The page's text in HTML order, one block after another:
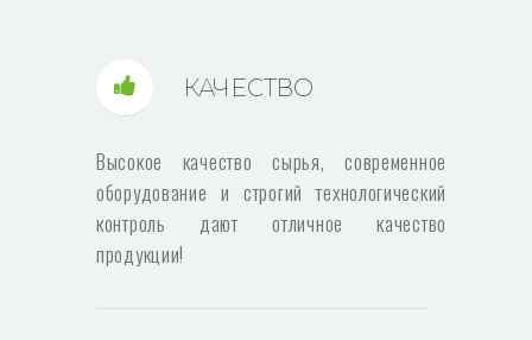
КАЧЕСТВО
Высокое качество сырья, современное
оборудование и строгий технологический
контроль дают отличное качество
продукции!